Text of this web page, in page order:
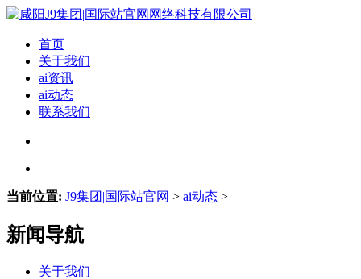
首页
关于我们
ai资讯
ai动态
联系我们
当前位置: J9集团|国际站官网 > ai动态 >
新闻导航
关于我们